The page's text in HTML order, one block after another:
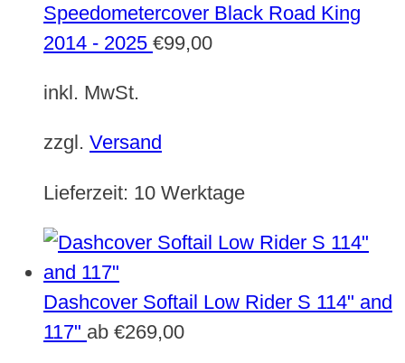
Speedometercover Black Road King
2014 - 2025 €99,00
inkl. MwSt.
zzgl. Versand
Lieferzeit: 10 Werktage
Dashcover Softail Low Rider S 114" and
117" ab €269,00